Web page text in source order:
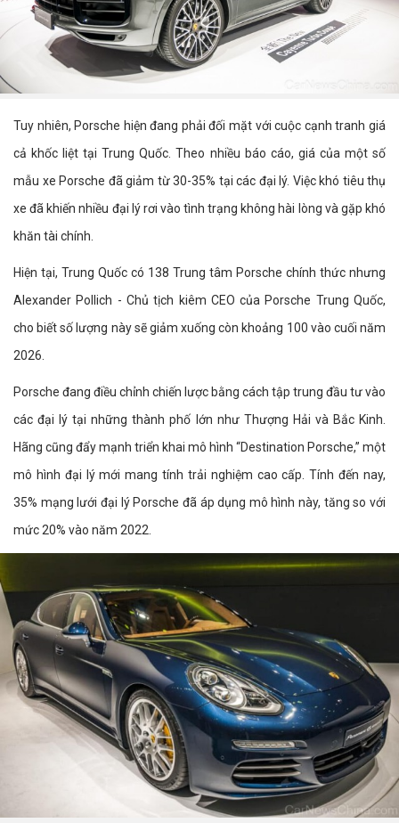
Tuy nhiên, Porsche hiện đang phải đối mặt với cuộc cạnh tranh giá
cả khốc liệt tại Trung Quốc. Theo nhiều báo cáo, giá của một số
mẫu xe Porsche đã giảm từ 30-35% tại các đại lý. Việc khó tiêu thụ
xe đã khiến nhiều đại lý rơi vào tình trạng không hài lòng và gặp khó
khăn tài chính.
Hiện tại, Trung Quốc có 138 Trung tâm Porsche chính thức nhưng
Alexander Pollich - Chủ tịch kiêm CEO của Porsche Trung Quốc,
cho biết số lượng này sẽ giảm xuống còn khoảng 100 vào cuối năm
2026.
Porsche đang điều chỉnh chiến lược bằng cách tập trung đầu tư vào
các đại lý tại những thành phố lớn như Thượng Hải và Bắc Kinh.
Hãng cũng đẩy mạnh triển khai mô hình “Destination Porsche,” một
mô hình đại lý mới mang tính trải nghiệm cao cấp. Tính đến nay,
35% mạng lưới đại lý Porsche đã áp dụng mô hình này, tăng so với
mức 20% vào năm 2022.